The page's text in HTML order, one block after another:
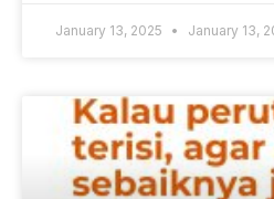
January 13, 2025 January 13,